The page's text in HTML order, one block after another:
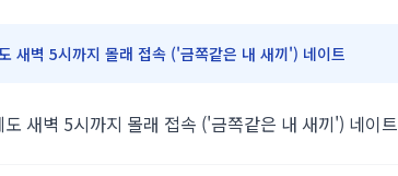
새벽 5시까지 몰래 접속 ('금쪽같은 내 새끼') 네이트
새벽 5시까지 몰래 접속 ('금쪽같은 내 새끼') 네이트